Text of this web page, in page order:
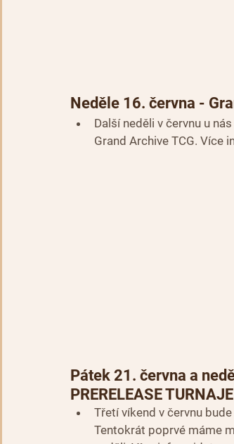
Neděle 16. června -
Další neděli v červnu u
Grand Archive TCG. Více
Pátek 21. června a
PRERELEASE TURNAJE
Třetí víkend v červnu
Tentokrát poprvé máme